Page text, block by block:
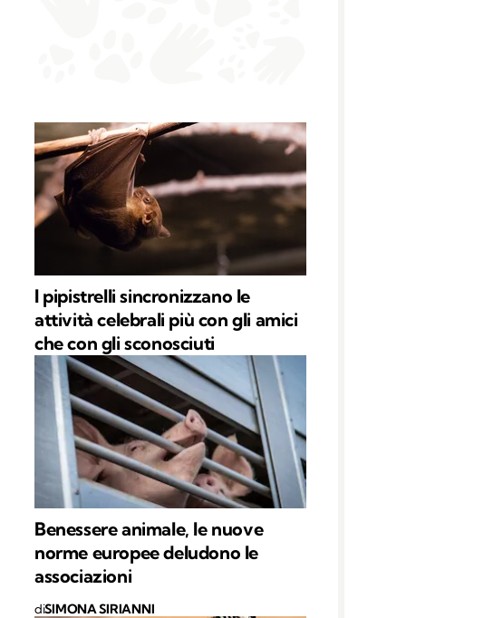
I pipistrelli sincronizzano le
attività celebrali più con gli amici
che con gli sconosciuti
Benessere animale, le nuove
norme europee deludono le
associazioni
diSIMONA SIRIANNI